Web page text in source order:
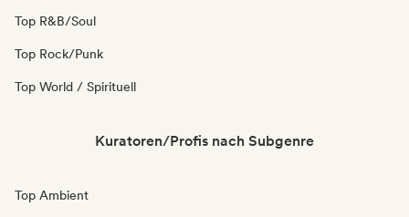
Top R&B/Soul
Top Rock/Punk
Top World / Spirituell
Kuratoren/Profis nach Subgenre
Top Ambient